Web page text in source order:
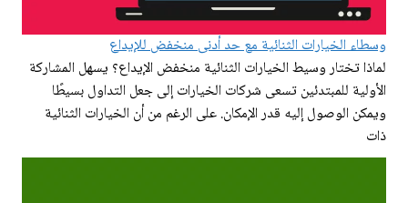
وسطاء الخيارات الثنائية مع حد أدنى منخفض للإيداع
لماذا تختار وسيط الخيارات الثنائية منخفض الإيداع؟ يسهل المشاركة
الأولية للمبتدئين تسعى شركات الخيارات إلى جعل التداول بسيطًا
ويمكن الوصول إليه قدر الإمكان. على الرغم من أن الخيارات الثنائية
ذات